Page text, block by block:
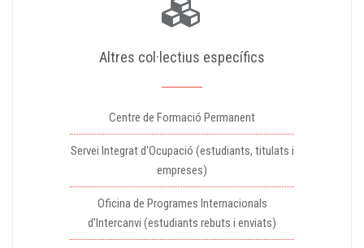
Altres col·lectius específics
Centre de Formació Permanent
Servei Integrat d'Ocupació (estudiants, titulats i
empreses)
Oficina de Programes Internacionals
d'Intercanvi (estudiants rebuts i enviats)